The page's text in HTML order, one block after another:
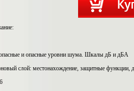
и опасные уровни шума. Шкалы дБ и дБА
слой: местонахождение, защитные функции,